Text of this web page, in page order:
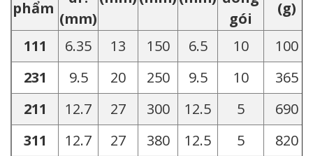
phẩm
(mm)
gói
(g)
111
6.35 13 150 6.5 10
100
231
9.5 20 250 9.5 10
365
211
12.7 27 300 12.5 5
690
311
12.7 27 380 12.5 5
820